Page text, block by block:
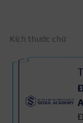
Kích thước chữ